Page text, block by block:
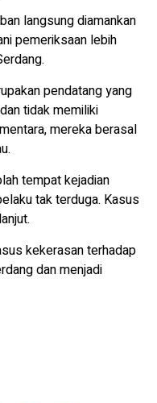
langsung diamankan
pemeriksaan lebih
pendatang yang
tidak memiliki
mereka berasal
tempat kejadian
tak terduga. Kasus
kekerasan terhadap
dan menjadi